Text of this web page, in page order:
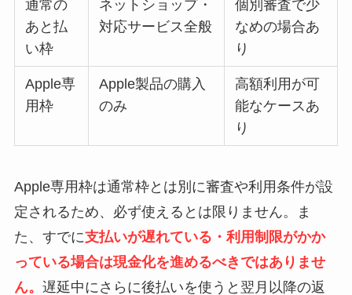
通常の
あと払
い枠
ネットショップ・
対応サービス全般
個別審査で少
なめの場合あ
り
Apple専
用枠
Apple製品の購入
のみ
高額利用が可
能なケースあ
り
Apple専用枠は通常枠とは別に審査や利用条件が設
定されるため、必ず使えるとは限りません。ま
た、すでに支払いが遅れている・利用制限がかか
っている場合は現金化を進めるべきではありませ
ん。 遅延中にさらに後払いを使うと翌月以降の返